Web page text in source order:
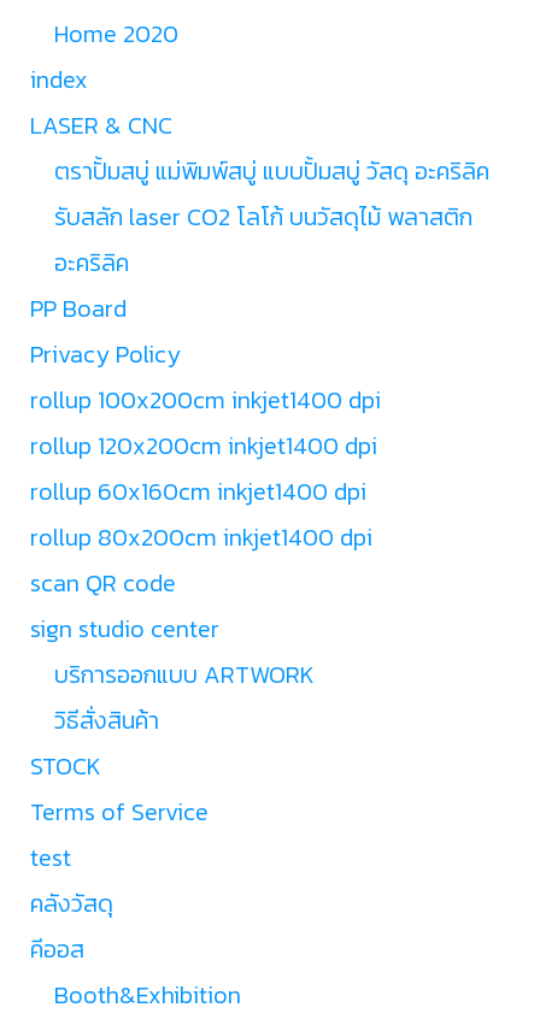
Home 2020
index
LASER & CNC
ตราปั้มสบู่ แม่พิมพ์สบู่ แบบปั้มสบู่ วัสดุ อะคริลิค
รับสลัก laser CO2 โลโก้ บนวัสดุไม้ พลาสติก
อะคริลิค
PP Board
Privacy Policy
rollup 100x200cm inkjet1400 dpi
rollup 120x200cm inkjet1400 dpi
rollup 60x160cm inkjet1400 dpi
rollup 80x200cm inkjet1400 dpi
scan QR code
sign studio center
บริการออกแบบ ARTWORK
วิธีสั่งสินค้า
STOCK
Terms of Service
test
คลังวัสดุ
คีออส
Booth&Exhibition